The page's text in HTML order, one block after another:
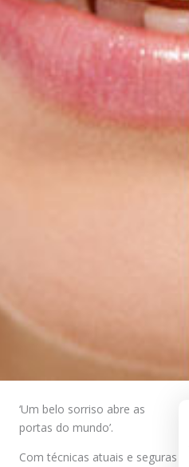
‘Um belo sorriso abre as
portas do mundo’.
Com técnicas atuais e seguras